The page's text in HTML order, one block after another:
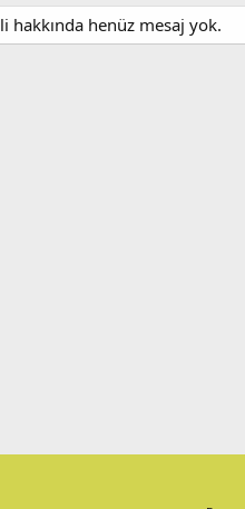
hakkında henüz mesaj yok.